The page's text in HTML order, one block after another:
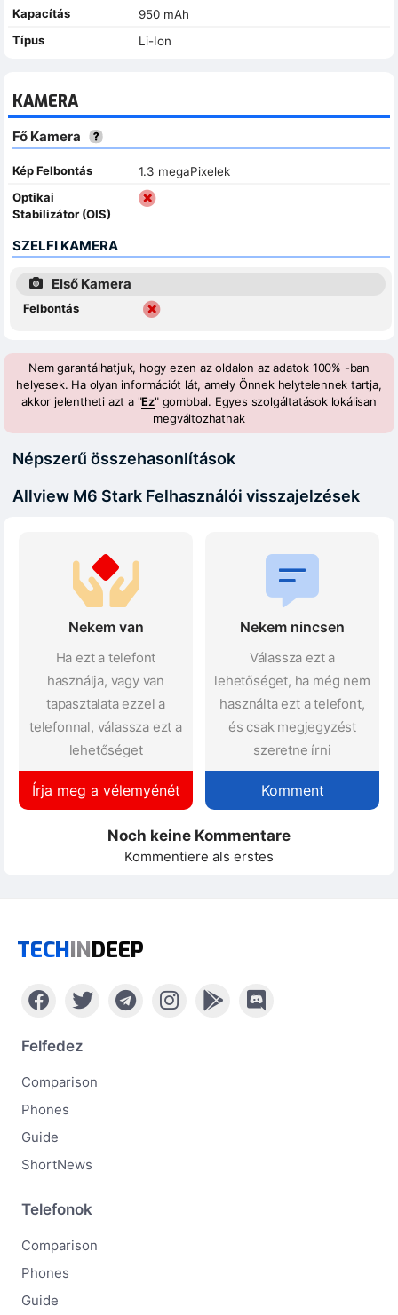
Kapacítás
950 mAh
Típus
Li-Ion
KAMERA
Fő Kamera
Kép Felbontás
1.3 megaPixelek
Optikai
Stabilizátor (OIS)
SZELFI KAMERA
Első Kamera
Felbontás
Nem garantálhatjuk, hogy ezen az oldalon az adatok 100% -ban
helyesek. Ha olyan információt lát, amely Önnek helytelennek tartja,
akkor jelentheti azt a "Ez" gombbal. Egyes szolgáltatások lokálisan
megváltozhatnak
Népszerű összehasonlítások
Allview M6 Stark Felhasználói visszajelzések
Nekem van
Ha ezt a telefont
használja, vagy van
tapasztalata ezzel a
telefonnal, válassza ezt a
lehetőséget
Írja meg a vélemyénét
Nekem nincsen
Válassza ezt a
lehetőséget, ha még nem
használta ezt a telefont,
és csak megjegyzést
szeretne írni
Komment
Noch keine Kommentare
Kommentiere als erstes
TECHINDEEP
Felfedez
Comparison
Phones
Guide
ShortNews
Telefonok
Comparison
Phones
Guide